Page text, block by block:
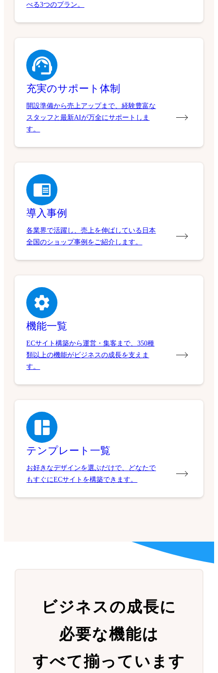
べる3つのプラン。
充実のサポート体制
開設準備から売上アップまで、経験豊富な
スタッフと最新AIが万全にサポートしま
す。
導入事例
各業界で活躍し、売上を伸ばしている日本
全国のショップ事例をご紹介します。
機能一覧
ECサイト構築から運営・集客まで、350種
類以上の機能がビジネスの成長を支えま
す。
テンプレート一覧
お好きなデザインを選ぶだけで、どなたで
もすぐにECサイトを構築できます。
ビジネスの成長に
必要な機能は
すべて揃っています